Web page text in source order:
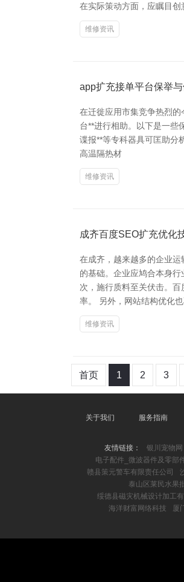
在实际策动方面，应瞩目创
维修资讯
app扩充接单平台保举
在迁徙应用市集竞争热烈
台**进行相助。以下是一些
谍报**等专科器具可匡助分
高温隔热材
维修资讯
成齐百度SEO扩充优化
在成齐，越来越多的企业
的基础。企业应鸠合本身
次，施行质料至关伏击。
率。 另外，网站结构优化也
维修资讯
首页 1 2 3
关于我们 服务指南
友情链接： 银川宠物
电子配件_微波器件及零部
赣县策元警车有限责任公司
泰山区莱民水果
绥德县磁灾机械设计加工
海洋财富网络科技
厦